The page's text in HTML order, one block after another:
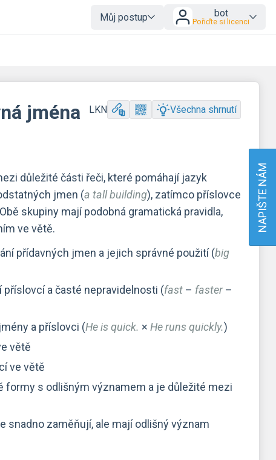
Můj postup bot
Pořiďte si licenci
jména
LKN Všechna shrnutí
důležité části řeči, které pomáhají jazyk
jmen (a tall building), zatímco příslovce
skupiny mají podobná gramatická pravidla,
ve větě.
přídavných jmen a jejich správné použití (big
příslovcí a časté nepravidelnosti (fast – faster–
a příslovci (He is quick. ×He runs quickly.)
větě
ve větě
formy s odlišným významem a je důležité mezi
snadno zaměňují, ale mají odlišný význam
NAPIŠTE NÁM